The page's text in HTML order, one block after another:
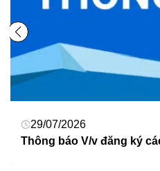
28/07/2026